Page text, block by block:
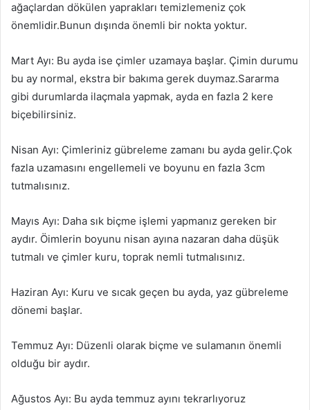
ağaçlardan dökülen yaprakları temizlemeniz çok
önemlidir.Bunun dışında önemli bir nokta yoktur.
Mart Ayı: Bu ayda ise çimler uzamaya başlar. Çimin durumu
bu ay normal, ekstra bir bakıma gerek duymaz.Sararma
gibi durumlarda ilaçmala yapmak, ayda en fazla 2 kere
biçebilirsiniz.
Nisan Ayı: Çimleriniz gübreleme zamanı bu ayda gelir.Çok
fazla uzamasını engellemeli ve boyunu en fazla 3cm
tutmalısınız.
Mayıs Ayı: Daha sık biçme işlemi yapmanız gereken bir
aydır. Öimlerin boyunu nisan ayına nazaran daha düşük
tutmalı ve çimler kuru, toprak nemli tutmalısınız.
Haziran Ayı: Kuru ve sıcak geçen bu ayda, yaz gübreleme
dönemi başlar.
Temmuz Ayı: Düzenli olarak biçme ve sulamanın önemli
olduğu bir aydır.
Ağustos Ayı: Bu ayda temmuz ayını tekrarlıyoruz